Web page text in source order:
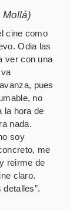
Mollá)
cine como
Odia las
ver con una
pues
no
la hora de
nada.
soy
me
reirme de
claro.
detalles”.